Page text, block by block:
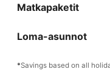
Matkapaketit
Loma-asunnot
*Savings based on all